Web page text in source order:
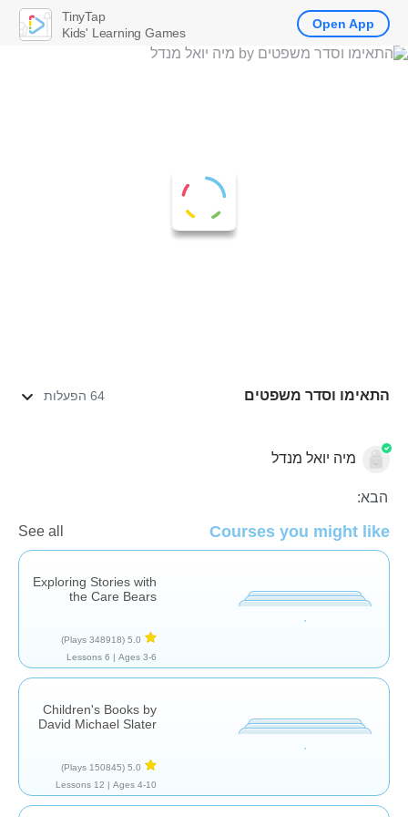
התאימו וסדר משפטים 64 הפעלות
הבנת הנקרא
מיה יואל מנדל
הבא:
Courses you might like
See all
Exploring Stories with
the Care Bears
5.0
(348918 Plays)
Ages 3-6 |
6 Lessons
Children's Books by
David Michael Slater
5.0
(150845 Plays)
Ages 4-10 |
12 Lessons
TinyTap
Kids' Learning Games
Open App